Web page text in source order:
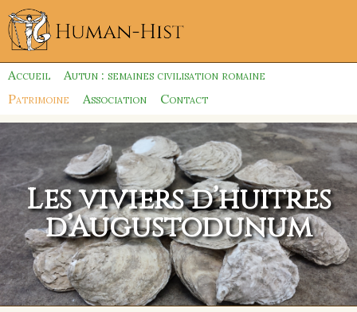
Accueil
Autun : semaines civilisation romaine
Patrimoine
Association Contact
Les viviers d’huîtres
d’Augustodunum